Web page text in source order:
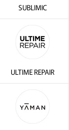
SUBLIMIC
ULTIME REPAIR